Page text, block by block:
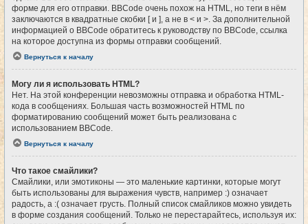
форме для его отправки. BBCode очень похож на HTML, но теги в нём
заключаются в квадратные скобки [ и ], а не в < и >. За дополнительной
информацией о BBCode обратитесь к руководству по BBCode, ссылка
на которое доступна из формы отправки сообщений.
Вернуться к началу
Могу ли я использовать HTML?
Нет. На этой конференции невозможны отправка и обработка HTML-
кода в сообщениях. Большая часть возможностей HTML по
форматированию сообщений может быть реализована с
использованием BBCode.
Вернуться к началу
Что такое смайлики?
Смайлики, или эмотиконы — это маленькие картинки, которые могут
быть использованы для выражения чувств, например :) означает
радость, а :( означает грусть. Полный список смайликов можно увидеть
в форме создания сообщений. Только не перестарайтесь, используя их: